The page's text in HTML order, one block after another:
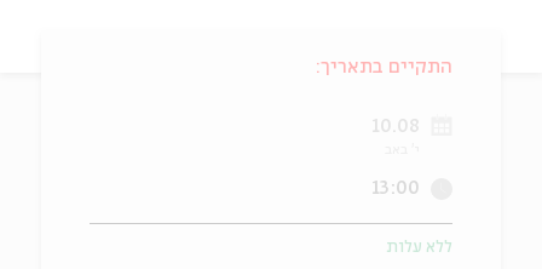
התקיים בתאריך:
10.08
13:00
ללא עלות